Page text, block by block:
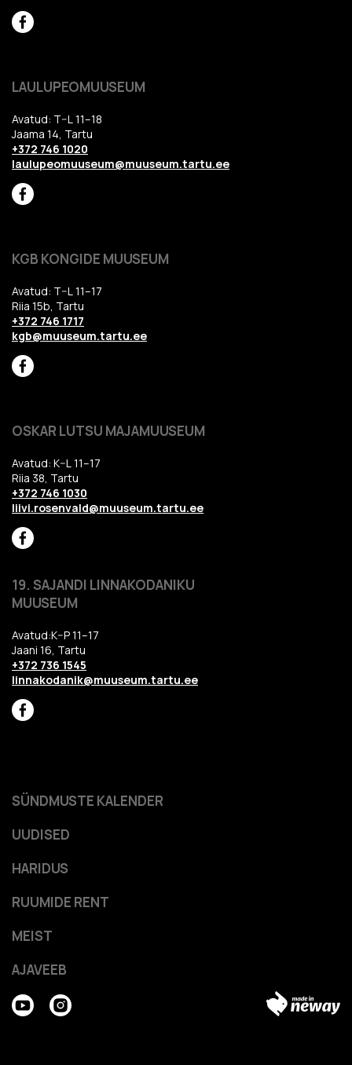
LAULUPEOMUUSEUM
Avatud: T–L 11–18
Jaama 14, Tartu
+372 746 1020
laulupeomuuseum@muuseum.tartu.ee
KGB KONGIDE MUUSEUM
Avatud: T–L 11–17
Riia 15b, Tartu
+372 746 1717
kgb@muuseum.tartu.ee
OSKAR LUTSU MAJAMUUSEUM
Avatud: K–L 11–17
Riia 38, Tartu
+372 746 1030
liivi.rosenvald@muuseum.tartu.ee
19. SAJANDI LINNAKODANIKU
MUUSEUM
Avatud:K–P 11–17
Jaani 16, Tartu
+372 736 1545
linnakodanik@muuseum.tartu.ee
HARIDUS
RUUMIDE RENT
MEIST
AJAVEEB
SÜNDMUSTE KALENDER
UUDISED